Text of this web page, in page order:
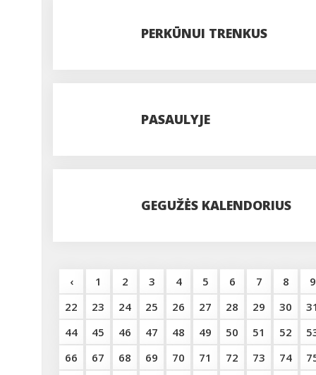
PERKŪNUI TRENKUS
PASAULYJE
GEGUŽĖS KALENDORIUS
‹ 1 2 3 4 5 6 7 8
9
22
23 24 25 26 27 28 29 30
44
45 46 47 48 49 50 51 52
66
67 68 69 70 71 72 73 74